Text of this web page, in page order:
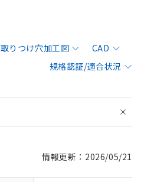
取りつけ穴加工図
CAD
規格認証/適合状況
情報更新：2026/05/21